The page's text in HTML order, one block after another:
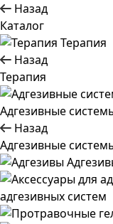
Назад
Каталог
Терапия
Назад
Терапия
Адгезивные
Назад
Адгезивные
адгезивных систем